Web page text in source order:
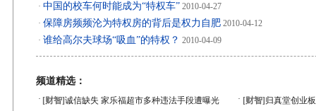
· 中国的校车何时能成为“特权车” 2010-04-27
· 保障房频频沦为特权房的背后是权力自肥 2010-04-12
· 谁给高尔夫球场“吸血”的特权？ 2010-04-09
频道精选：
· [财智]诚信缺失 家乐福超市多种违法手段遭曝光 · [财智] 归真堂创业